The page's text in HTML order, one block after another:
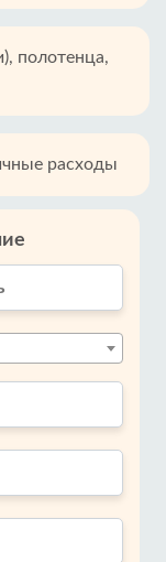
полотенца,
расходы